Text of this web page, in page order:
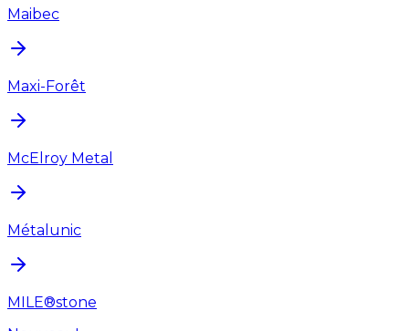
Maibec
Maxi-Forêt
McElroy Metal
Métalunic
MILE®stone